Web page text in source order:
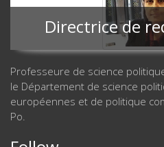
Directrice de
Professeure de science
le Département de science
européennes et de politique
Po.